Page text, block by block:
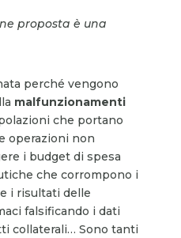
proposta è una
perché vengono
malfunzionamenti
che portano
operazioni non
i budget di spesa
che corrompono i
i risultati delle
falsificando i dati
collaterali… Sono tanti